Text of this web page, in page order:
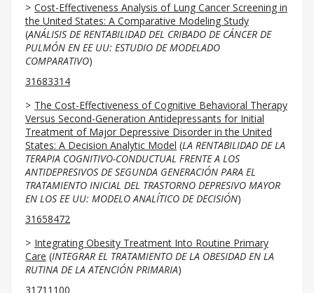
Cost-Effectiveness Analysis of Lung Cancer Screening in
the United States: A Comparative Modeling Study
(ANÁLISIS DE RENTABILIDAD DEL CRIBADO DE CÁNCER DE
PULMÓN EN EE UU: ESTUDIO DE MODELADO
COMPARATIVO)
31683314
The Cost-Effectiveness of Cognitive Behavioral Therapy
Versus Second-Generation Antidepressants for Initial
Treatment of Major Depressive Disorder in the United
States: A Decision Analytic Model (LA RENTABILIDAD DE LA
TERAPIA COGNITIVO-CONDUCTUAL FRENTE A LOS
ANTIDEPRESIVOS DE SEGUNDA GENERACIÓN PARA EL
TRATAMIENTO INICIAL DEL TRASTORNO DEPRESIVO MAYOR
EN LOS EE UU: MODELO ANALÍTICO DE DECISIÓN)
31658472
Integrating Obesity Treatment Into Routine Primary
Care (INTEGRAR EL TRATAMIENTO DE LA OBESIDAD EN LA
RUTINA DE LA ATENCIÓN PRIMARIA)
31711100